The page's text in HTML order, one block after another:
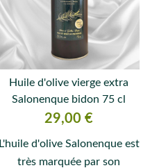
Huile d'olive vierge extra
Salonenque bidon 75 cl
Prix
29,00 €
L'huile d'olive Salonenque est
très marquée par son